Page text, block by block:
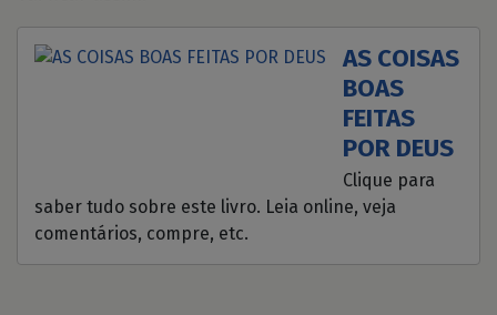
AS COISAS
BOAS
FEITAS
POR DEUS
Clique para
saber tudo sobre este livro. Leia online, veja
comentários, compre, etc.